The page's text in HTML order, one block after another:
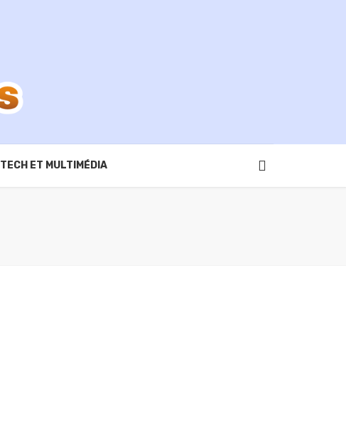
TECH ET MULTIMÉDIA